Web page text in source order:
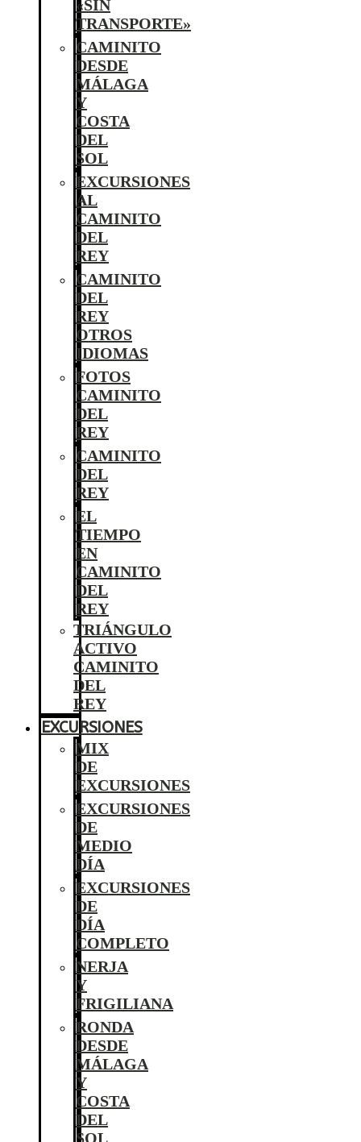
«SIN
TRANSPORTE»
CAMINITO
DESDE
MÁLAGA
Y
COSTA
DEL
SOL
EXCURSIONES
AL
CAMINITO
DEL
REY
CAMINITO
DEL
REY
OTROS
IDIOMAS
FOTOS
CAMINITO
DEL
REY
CAMINITO
DEL
REY
EL
TIEMPO
EN
CAMINITO
DEL
REY
TRIÁNGULO
ACTIVO
CAMINITO
DEL
REY
EXCURSIONES
MIX
DE
EXCURSIONES
EXCURSIONES
DE
MEDIO
DÍA
EXCURSIONES
DE
DÍA
COMPLETO
NERJA
Y
FRIGILIANA
RONDA
DESDE
MÁLAGA
Y
COSTA
DEL
SOL